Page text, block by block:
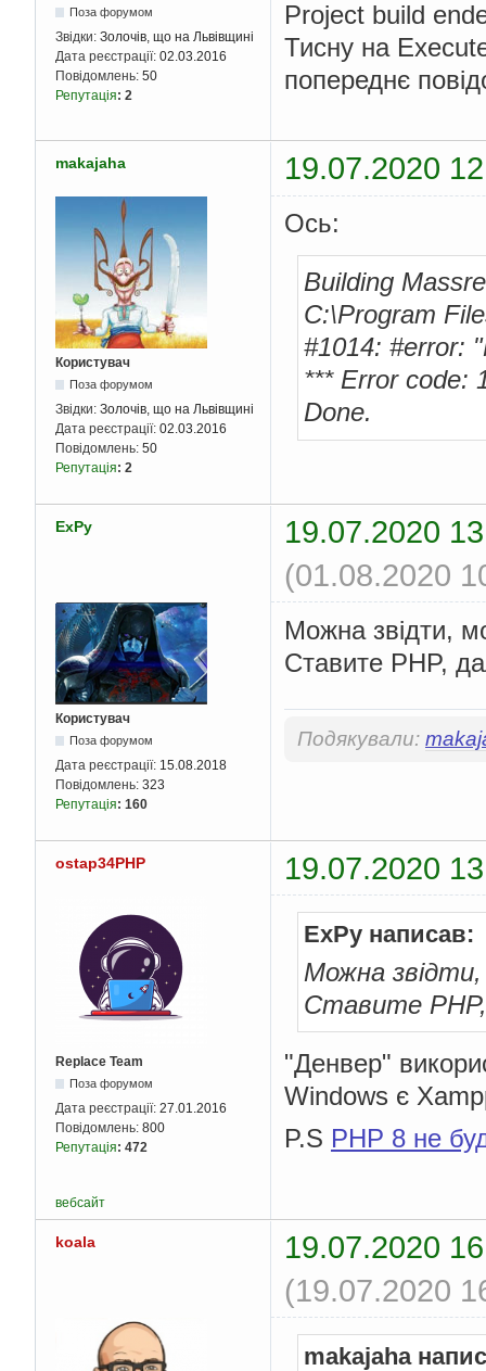
Поза форумом
Звідки: Золочів, що на Львівщині
Дата реєстрації: 02.03.2016
Повідомлень: 50
Репутація: 2
Project build
Тисну на
попереднє
makajaha 19.07.2020
Користувач
Поза форумом
Звідки: Золочів, що на Львівщині
Дата реєстрації: 02.03.2016
Повідомлень: 50
Репутація: 2
Ось:
Building
C:\Program
#1014: #error:
*** Error code:
Done.
ExPy
19.07.2020
(01.08.2020
Користувач
Поза форумом
Дата реєстрації: 15.08.2018
Повідомлень: 323
Репутація: 160
Можна звiдти,
Ставите PHP,
Подякували:
ostap34PHP 19.07.2020
Replace Team
Поза форумом
Дата реєстрації: 27.01.2016
Повідомлень: 800
Репутація: 472
ExPy написав:
Можна звiдти,
Ставите
"Денвер"
Windows є
P.S PHP 8 не
вебсайт
koala
19.07.2020
(19.07.2020
makajaha